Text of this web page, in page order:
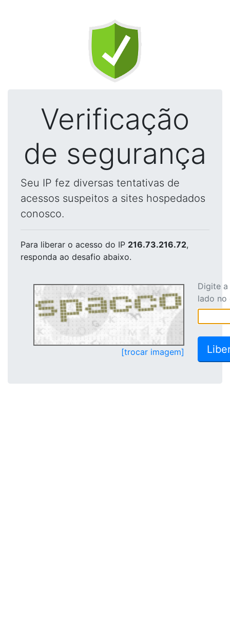
Verificação
de segurança
Seu IP fez diversas tentativas de
acessos suspeitos a sites hospedados
conosco.
Para liberar o acesso do IP 216.73.216.72,
responda ao desafio abaixo.
[trocar imagem]
Digite
lado no